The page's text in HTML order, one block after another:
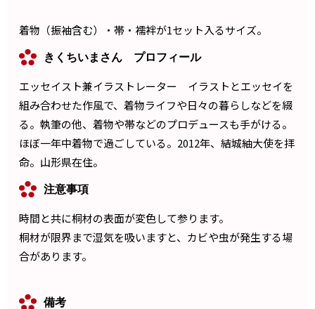
着物（振袖含む）・帯・襦袢が1セット入るサイズ。
きくちいまさん プロフィール
エッセイスト兼イラストレーター イラストとエッセイを
組み合わせた作風で、着物ライフや日々の暮らしなどを綴
る。執筆の他、着物や帯などのプロデュースも手がける。
ほぼ一年中着物で過ごしている。2012年、結城紬大使を拝
命。山形県在住。
注意事項
時間と共に桐材の表面が変色して参ります。
桐材が限界まで湿気を吸いますと、カビや虫が発生する場
合があります。
備考